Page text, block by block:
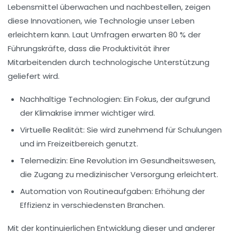
Lebensmittel überwachen und nachbestellen, zeigen
diese Innovationen, wie Technologie unser Leben
erleichtern kann. Laut Umfragen erwarten 80 % der
Führungskräfte, dass die Produktivität ihrer
Mitarbeitenden durch technologische Unterstützung
geliefert wird.
Nachhaltige Technologien: Ein Fokus, der aufgrund
der Klimakrise immer wichtiger wird.
Virtuelle Realität: Sie wird zunehmend für Schulungen
und im Freizeitbereich genutzt.
Telemedizin: Eine Revolution im Gesundheitswesen,
die Zugang zu medizinischer Versorgung erleichtert.
Automation von Routineaufgaben: Erhöhung der
Effizienz in verschiedensten Branchen.
Mit der kontinuierlichen Entwicklung dieser und anderer